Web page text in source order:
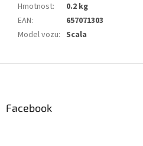
Hmotnost:
0.2 kg
EAN:
657071303
Model vozu: Scala
Facebook